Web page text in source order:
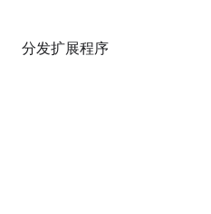
分发扩展程序